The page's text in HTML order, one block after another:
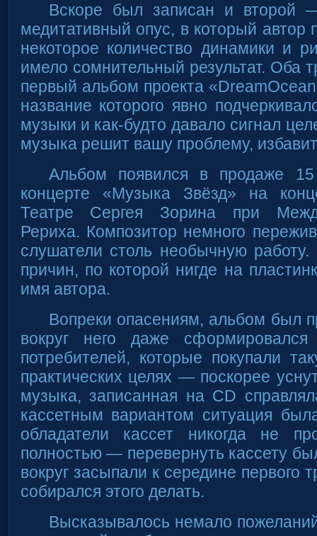
Вскоре был записан и второй
медитативный опус, в который автор
некоторое количество динамики и
имело сомнительный результат. Оба
первый альбом проекта
название которого явно
музыки и как-будто давало сигнал
музыка решит вашу проблему,
Альбом появился в продаже
концерте «Музыка Звёзд» на
Театре Сергея Зорина при
Рериха. Композитор немного
слушатели столь необычную
причин, по которой нигде на
имя автора.
Вопреки опасениям, альбом был
вокруг него даже
потребителей, которые покупали
практических целях — поскорее
музыка, записанная на CD
кассетным вариантом ситуация
обладатели кассет никогда не
полностью — перевернуть кассету
вокруг засыпали к середине первого
собирался этого делать.
Высказывалось немало